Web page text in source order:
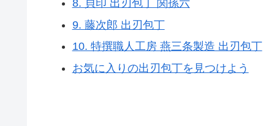
8. 貝印 出刃包丁 関孫六
9. 藤次郎 出刃包丁
10. 特撰職人工房 燕三条製造 出刃包丁
お気に入りの出刃包丁を見つけよう